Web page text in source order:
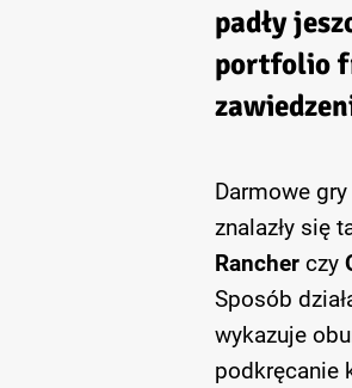
padły
portfolio
Darmowe
znalazły się
Rancherczy
Sposób
wykazuje
podkręcanie